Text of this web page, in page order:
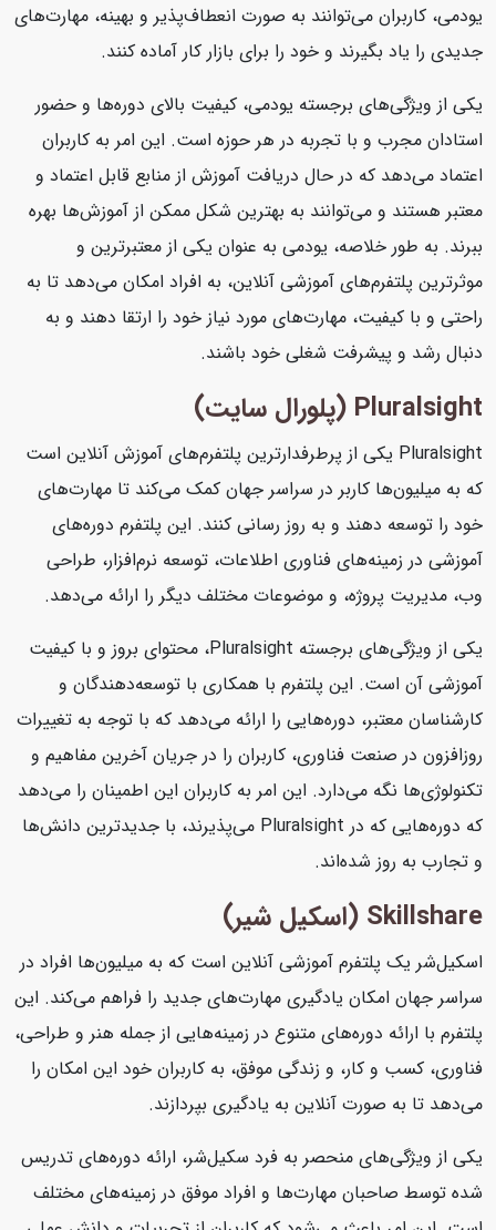
یودمی، کاربران می‌توانند به صورت انعطاف‌پذیر و بهینه، مهارت‌های
جدیدی را یاد بگیرند و خود را برای بازار کار آماده کنند.
یکی از ویژگی‌های برجسته یودمی، کیفیت بالای دوره‌ها و حضور
استادان مجرب و با تجربه در هر حوزه است. این امر به کاربران
اعتماد می‌دهد که در حال دریافت آموزش از منابع قابل اعتماد و
معتبر هستند و می‌توانند به بهترین شکل ممکن از آموزش‌ها بهره
ببرند. به طور خلاصه، یودمی به عنوان یکی از معتبرترین و
موثرترین پلتفرم‌های آموزشی آنلاین، به افراد امکان می‌دهد تا به
راحتی و با کیفیت، مهارت‌های مورد نیاز خود را ارتقا دهند و به
دنبال رشد و پیشرفت شغلی خود باشند.
Pluralsight (پلورال سایت)
Pluralsight یکی از پرطرفدارترین پلتفرم‌های آموزش آنلاین است
که به میلیون‌ها کاربر در سراسر جهان کمک می‌کند تا مهارت‌های
خود را توسعه دهند و به روز رسانی کنند. این پلتفرم دوره‌های
آموزشی در زمینه‌های فناوری اطلاعات، توسعه نرم‌افزار، طراحی
وب، مدیریت پروژه، و موضوعات مختلف دیگر را ارائه می‌دهد.
یکی از ویژگی‌های برجسته Pluralsight، محتوای بروز و با کیفیت
آموزشی آن است. این پلتفرم با همکاری با توسعه‌دهندگان و
کارشناسان معتبر، دوره‌هایی را ارائه می‌دهد که با توجه به تغییرات
روزافزون در صنعت فناوری، کاربران را در جریان آخرین مفاهیم و
تکنولوژی‌ها نگه می‌دارد. این امر به کاربران این اطمینان را می‌دهد
که دوره‌هایی که در Pluralsight می‌پذیرند، با جدیدترین دانش‌ها
و تجارب به روز شده‌اند.
Skillshare (اسکیل شیر)
اسکیل‌شر یک پلتفرم آموزشی آنلاین است که به میلیون‌ها افراد در
سراسر جهان امکان یادگیری مهارت‌های جدید را فراهم می‌کند. این
پلتفرم با ارائه دوره‌های متنوع در زمینه‌هایی از جمله هنر و طراحی،
فناوری، کسب و کار، و زندگی موفق، به کاربران خود این امکان را
می‌دهد تا به صورت آنلاین به یادگیری بپردازند.
یکی از ویژگی‌های منحصر به فرد سکیل‌شر، ارائه دوره‌های تدریس
شده توسط صاحبان مهارت‌ها و افراد موفق در زمینه‌های مختلف